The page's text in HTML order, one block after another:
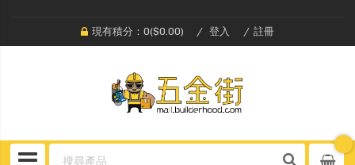
現有積分：0($0.00) 登入 註冊